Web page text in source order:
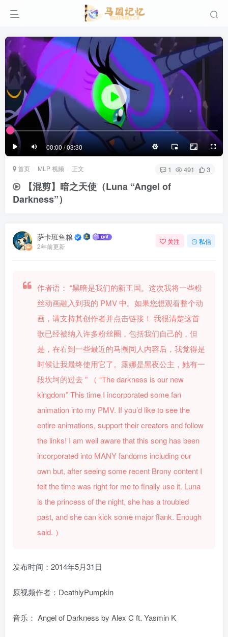
00:00 / 03:30
滚动 顶部底部
防止弹幕重叠
同步视频速度
100%
1/4 半屏 3/4 满屏
25px
极慢 适中 极快
适中
顶部 底部
发送
首页 MLP 视频 正文 1 491 3
【混剪】暗之天使（Luna “Angel of
Darkness”）
萨卡班鱼粮
2年前更新
关注 私信
作者语： “黑暗是我们的新王国。这次我将一些粉
丝动画融入到我的 PMV 中。如果您想观看整个动
画，请支持其创作者并点击链接！ 我很清楚这首
歌已经被纳入许多粉丝圈，包括我们自己的，但
是，在看到一些最近的马圈同人内容后，我觉得是
时候让我最终使用它了。露娜是黑夜公主，她有一
段坎坷的过去 ”
（ “The darkness is our new
kingdom” This time I incorporated some fan
animation into my PMV. If you’d like to see the
entire animations, support their creators and follow
the links! I am well aware that this song has been
incorporated into MANY fandoms including our
own but, after seeing some recent Brony content I
felt the time was right for me to finally use it. Luna
is the princess of the night, she has a troubled
past, and she can kick some major flank. Enough
said. ）
发布时间：2014年5月31日
原视频作者：DeathlyPumpkin
音乐： Angel of Darkness by Alex C ft. Yasmin K